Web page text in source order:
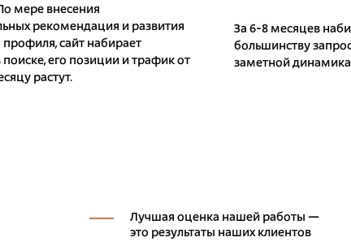
мере внесения
рекомендация и развития
профиля, сайт набирает
поиске, его позиции и трафик от
растут.
За 6-8 месяцев
большинству
заметной
Лучшая оценка нашей работы —
это результаты наших клиентов